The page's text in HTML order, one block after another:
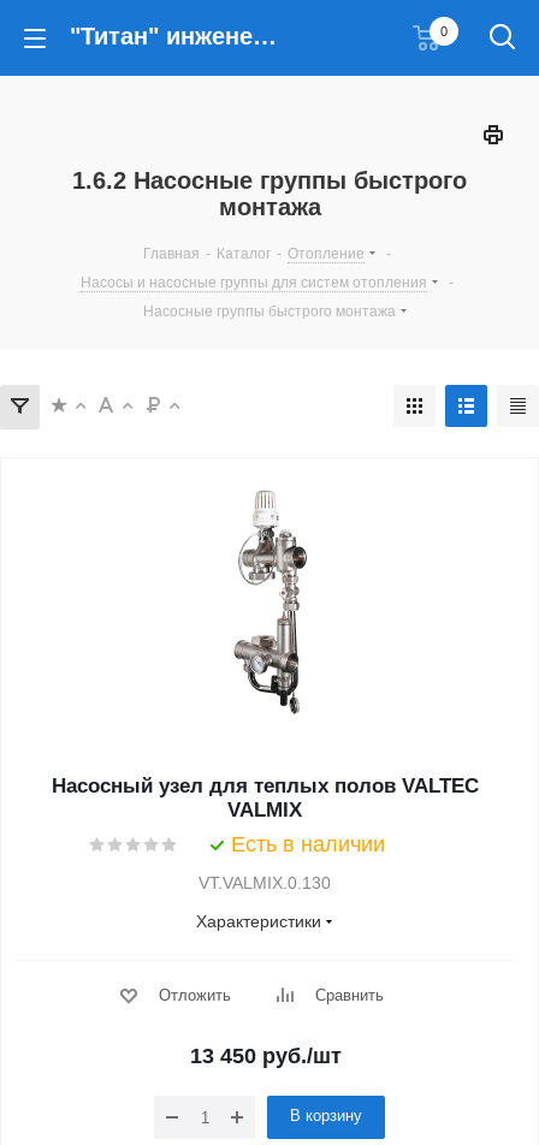
"Титан" инженерные решения 0
1.6.2 Насосные группы быстрого
монтажа
Главная - Каталог - Отопление
-
Насосы и насосные группы для систем отопления
-
Насосные группы быстрого монтажа
Насосный узел для теплых полов VALTEC
VALMIX
Есть в наличии
VT.VALMIX.0.130
Характеристики
Отложить Сравнить
13 450руб./шт
В корзину